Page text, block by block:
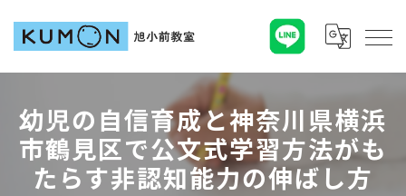
幼児の自信育成と神奈川県横浜
市鶴見区で公文式学習方法がも
たらす非認知能力の伸ばし方